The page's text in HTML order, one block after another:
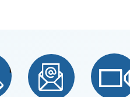
Telefon
Mail